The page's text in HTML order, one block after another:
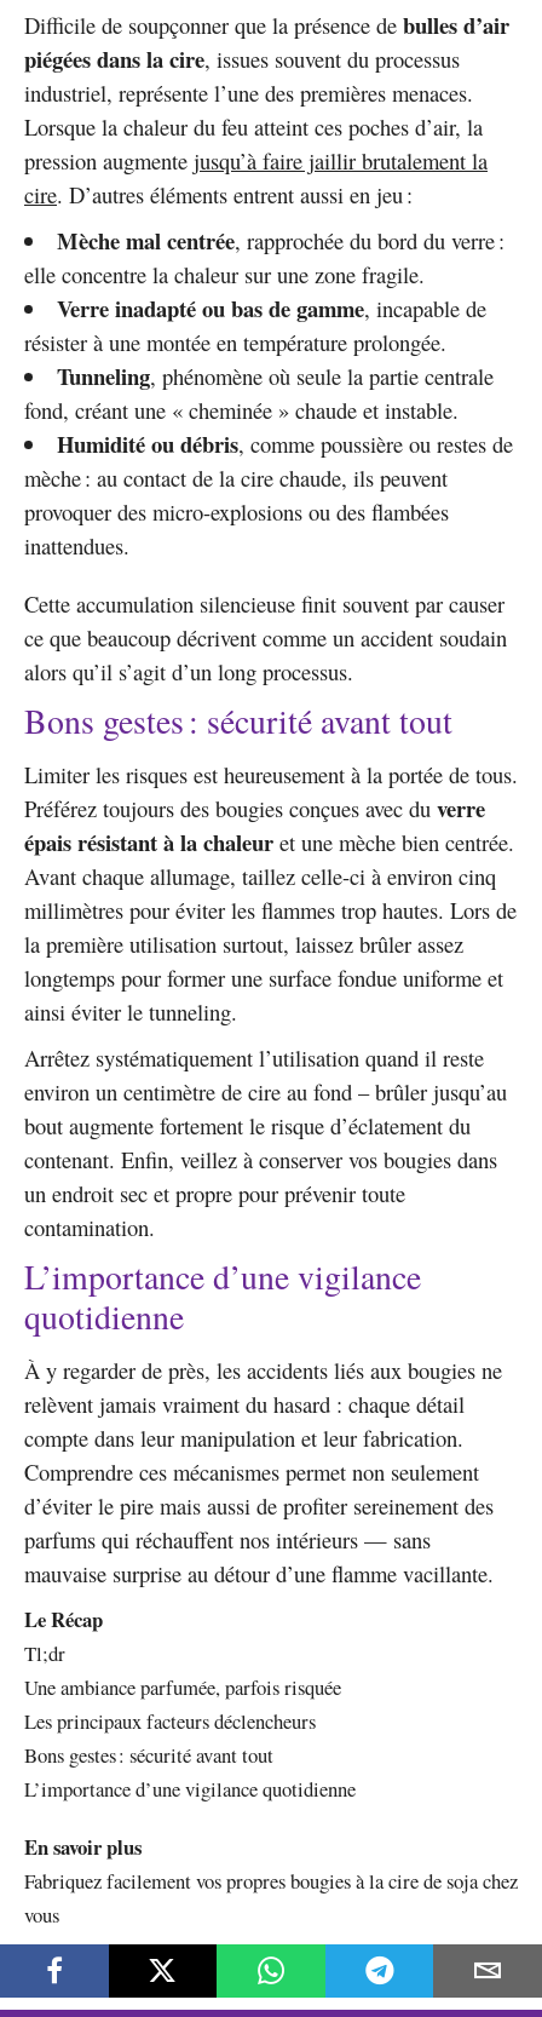
Difficile de soupçonner que la présence de bulles d’air
piégées dans la cire, issues souvent du processus
industriel, représente l’une des premières menaces.
Lorsque la chaleur du feu atteint ces poches d’air, la
pression augmente jusqu’à faire jaillir brutalement la
cire. D’autres éléments entrent aussi en jeu :
Mèche mal centrée, rapprochée du bord du verre :
elle concentre la chaleur sur une zone fragile.
Verre inadapté ou bas de gamme, incapable de
résister à une montée en température prolongée.
Tunneling, phénomène où seule la partie centrale
fond, créant une « cheminée » chaude et instable.
Humidité ou débris, comme poussière ou restes de
mèche : au contact de la cire chaude, ils peuvent
provoquer des micro-explosions ou des flambées
inattendues.
Cette accumulation silencieuse finit souvent par causer
ce que beaucoup décrivent comme un accident soudain
alors qu’il s’agit d’un long processus.
Bons gestes : sécurité avant tout
Limiter les risques est heureusement à la portée de tous.
Préférez toujours des bougies conçues avec du verre
épais résistant à la chaleur et une mèche bien centrée.
Avant chaque allumage, taillez celle-ci à environ cinq
millimètres pour éviter les flammes trop hautes. Lors de
la première utilisation surtout, laissez brûler assez
longtemps pour former une surface fondue uniforme et
ainsi éviter le tunneling.
Arrêtez systématiquement l’utilisation quand il reste
environ un centimètre de cire au fond – brûler jusqu’au
bout augmente fortement le risque d’éclatement du
contenant. Enfin, veillez à conserver vos bougies dans
un endroit sec et propre pour prévenir toute
contamination.
L’importance d’une vigilance
quotidienne
À y regarder de près, les accidents liés aux bougies ne
relèvent jamais vraiment du hasard : chaque détail
compte dans leur manipulation et leur fabrication.
Comprendre ces mécanismes permet non seulement
d’éviter le pire mais aussi de profiter sereinement des
parfums qui réchauffent nos intérieurs — sans
mauvaise surprise au détour d’une flamme vacillante.
Le Récap
Tl;dr
Une ambiance parfumée, parfois risquée
Les principaux facteurs déclencheurs
Bons gestes : sécurité avant tout
L’importance d’une vigilance quotidienne
En savoir plus
Fabriquez facilement vos propres bougies à la cire de soja chez
vous